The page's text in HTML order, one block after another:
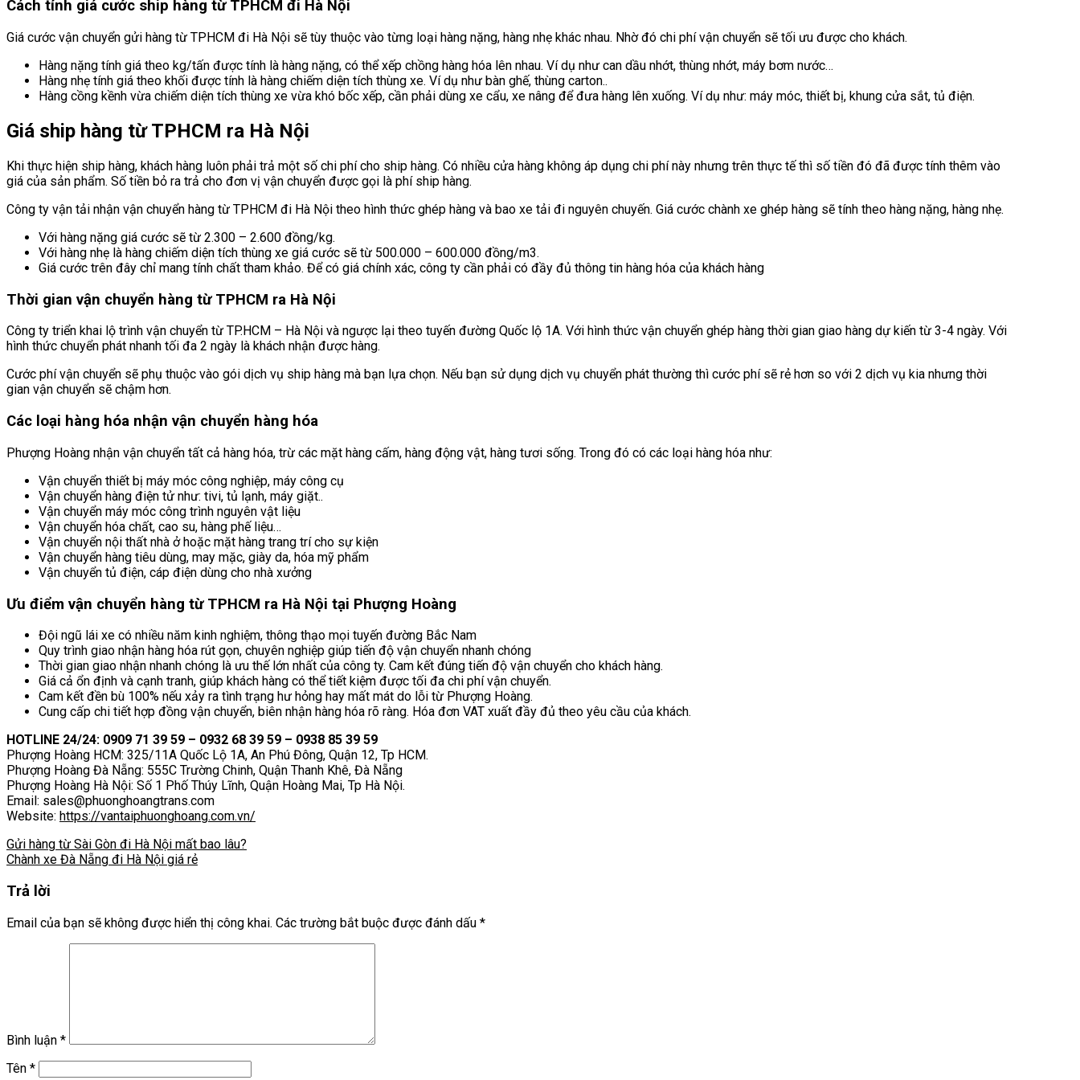
Cách tính giá cước ship hàng từ TPHCM đi Hà Nội
Giá cước vận chuyển gửi hàng từ TPHCM đi Hà Nội sẽ tùy thuộc vào từng loại hàng nặng, hàng nhẹ khác nhau. Nhờ đó chi phí vận chuyển sẽ tối ưu được cho khách.
Hàng nặng tính giá theo kg/tấn được tính là hàng nặng, có thể xếp chồng hàng hóa lên nhau. Ví dụ như can dầu nhớt, thùng nhớt, máy bơm nước…
Hàng nhẹ tính giá theo khối được tính là hàng chiếm diện tích thùng xe. Ví dụ như bàn ghế, thùng carton..
Hàng cồng kềnh vừa chiếm diện tích thùng xe vừa khó bốc xếp, cần phải dùng xe cẩu, xe nâng để đưa hàng lên xuống. Ví dụ như: máy móc, thiết bị, khung cửa sắt, tủ điện.
Giá ship hàng từ TPHCM ra Hà Nội
Khi thực hiện ship hàng, khách hàng luôn phải trả một số chi phí cho ship hàng. Có nhiều cửa hàng không áp dụng chi phí này nhưng trên thực tế thì số tiền đó đã được tính thêm vào
giá của sản phẩm. Số tiền bỏ ra trả cho đơn vị vận chuyển được gọi là phí ship hàng.
Công ty vận tải nhận vận chuyển hàng từ TPHCM đi Hà Nội theo hình thức ghép hàng và bao xe tải đi nguyên chuyến. Giá cước chành xe ghép hàng sẽ tính theo hàng nặng, hàng nhẹ.
Với hàng nặng giá cước sẽ từ 2.300 – 2.600 đồng/kg.
Với hàng nhẹ là hàng chiếm diện tích thùng xe giá cước sẽ từ 500.000 – 600.000 đồng/m3.
Giá cước trên đây chỉ mang tính chất tham khảo. Để có giá chính xác, công ty cần phải có đầy đủ thông tin hàng hóa của khách hàng
Thời gian vận chuyển hàng từ TPHCM ra Hà Nội
Công ty triển khai lộ trình vận chuyển từ TP.HCM – Hà Nội và ngược lại theo tuyến đường Quốc lộ 1A. Với hình thức vận chuyển ghép hàng thời gian giao hàng dự kiến từ 3-4 ngày. Với
hình thức chuyển phát nhanh tối đa 2 ngày là khách nhận được hàng.
Cước phí vận chuyển sẽ phụ thuộc vào gói dịch vụ ship hàng mà bạn lựa chọn. Nếu bạn sử dụng dịch vụ chuyển phát thường thì cước phí sẽ rẻ hơn so với 2 dịch vụ kia nhưng thời
gian vận chuyển sẽ chậm hơn.
Các loại hàng hóa nhận vận chuyển hàng hóa
Phượng Hoàng nhận vận chuyển tất cả hàng hóa, trừ các mặt hàng cấm, hàng động vật, hàng tươi sống. Trong đó có các loại hàng hóa như:
Vận chuyển thiết bị máy móc công nghiệp, máy công cụ
Vận chuyển hàng điện tử như: tivi, tủ lạnh, máy giặt..
Vận chuyển máy móc công trình nguyên vật liệu
Vận chuyển hóa chất, cao su, hàng phế liệu…
Vận chuyển nội thất nhà ở hoặc mặt hàng trang trí cho sự kiện
Vận chuyển hàng tiêu dùng, may mặc, giày da, hóa mỹ phẩm
Vận chuyển tủ điện, cáp điện dùng cho nhà xưởng
Ưu điểm vận chuyển hàng từ TPHCM ra Hà Nội tại Phượng Hoàng
Đội ngũ lái xe có nhiều năm kinh nghiệm, thông thạo mọi tuyến đường Bắc Nam
Quy trình giao nhận hàng hóa rút gọn, chuyên nghiệp giúp tiến độ vận chuyển nhanh chóng
Thời gian giao nhận nhanh chóng là ưu thế lớn nhất của công ty. Cam kết đúng tiến độ vận chuyển cho khách hàng.
Giá cả ổn định và cạnh tranh, giúp khách hàng có thể tiết kiệm được tối đa chi phí vận chuyển.
Cam kết đền bù 100% nếu xảy ra tình trạng hư hỏng hay mất mát do lỗi từ Phượng Hoàng.
Cung cấp chi tiết hợp đồng vận chuyển, biên nhận hàng hóa rõ ràng. Hóa đơn VAT xuất đầy đủ theo yêu cầu của khách.
HOTLINE 24/24: 0909 71 39 59 – 0932 68 39 59 – 0938 85 39 59
Phượng Hoàng HCM: 325/11A Quốc Lộ 1A, An Phú Đông, Quận 12, Tp HCM.
Phượng Hoàng Đà Nẵng: 555C Trường Chinh, Quận Thanh Khê, Đà Nẵng
Phượng Hoàng Hà Nội: Số 1 Phố Thúy Lĩnh, Quận Hoàng Mai, Tp Hà Nội.
Email: sales@phuonghoangtrans.com
Website: https://vantaiphuonghoang.com.vn/
Gửi hàng từ Sài Gòn đi Hà Nội mất bao lâu?
Chành xe Đà Nẵng đi Hà Nội giá rẻ
Trả lời
Email của bạn sẽ không được hiển thị công khai. Các trường bắt buộc được đánh dấu *
Bình luận *
Tên *